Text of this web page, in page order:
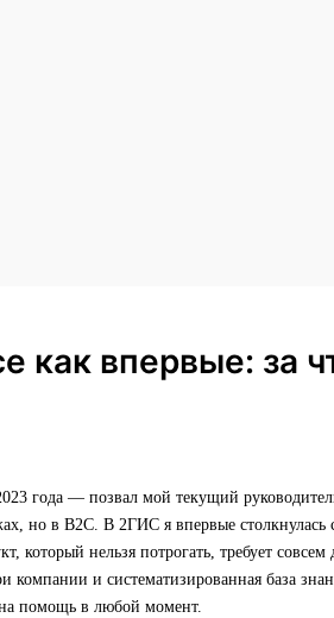
как впервые: за
года — позвал мой текущий
но в B2C. В 2ГИС я впервые
который нельзя потрогать, требует
компании и систематизированная база
помощь в любой момент.